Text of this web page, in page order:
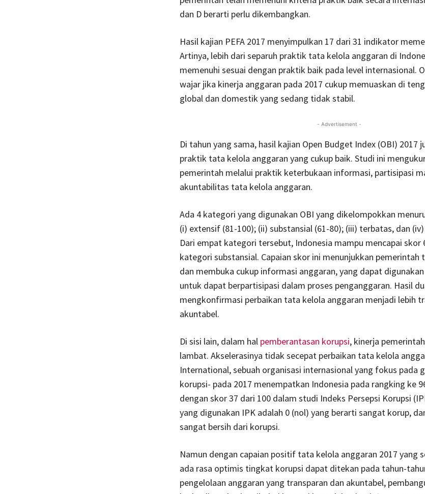
dan D berarti perlu dikembangkan.
Hasil kajian PEFA 2017 menyimpulkan 17 dari 31 indikator
Artinya, lebih dari separuh praktik tata kelola anggaran di
memenuhi sesuai dengan praktik baik pada level internasional.
wajar jika kinerja anggaran pada 2017 cukup memuaskan di
global dan domestik yang sedang tidak stabil.
- Advertisement -
Di tahun yang sama, hasil kajian Open Budget Index (OBI) 2017
praktik tata kelola anggaran yang cukup baik. Studi ini
pemerintah melalui praktik keterbukaan informasi, partisipasi
akuntabilitas tata kelola anggaran.
Ada 4 kategori yang digunakan OBI yang dikelompokkan
(i) extensif (81-100); (ii) substansial (61-80); (iii) terbatas, dan
Dari empat kategori tersebut, Indonesia mampu mencapai skor
kategori substansial. Capaian skor ini menunjukkan pemerintah
dan membuka cukup informasi anggaran, yang dapat
untuk dapat berpartisipasi dalam proses penganggaran. Hasil
mengkonfirmasi perbaikan tata kelola anggaran menjadi lebih
akuntabel.
Di sisi lain, dalam hal pemberantasan korupsi, kinerja
lambat. Akselerasinya tidak secepat perbaikan tata kelola
International, sebuah organisasi internasional yang fokus pada
korupsi- pada 2017 menempatkan Indonesia pada rangking ke
dengan skor 37 dari 100 dalam studi Indeks Persepsi Korupsi
yang digunakan IPK adalah 0 (nol) yang berarti sangat korup,
sangat bersih dari korupsi.
Namun dengan capaian positif tata kelola anggaran 2017 yang
ada rasa optimis tingkat korupsi dapat ditekan pada tahun-
pengelolaan anggaran yang transparan dan akuntabel,